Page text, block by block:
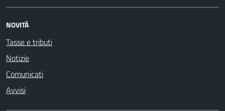
NOVITÀ
Tasse e tributi
Notizie
Comunicati
Avvisi